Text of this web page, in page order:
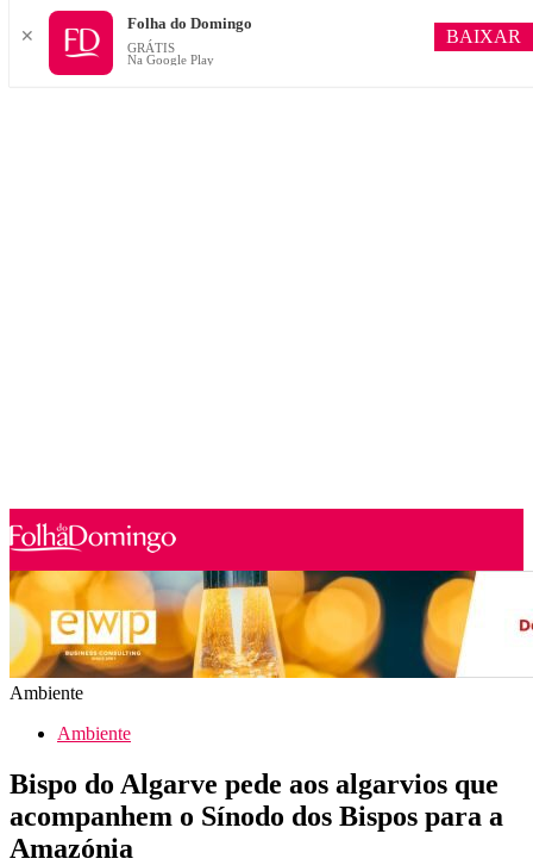
Ambiente
Ambiente
Bispo do Algarve pede aos algarvios que
acompanhem o Sínodo dos Bispos para a
Amazónia
✕
Folha do Domingo
GRÁTIS
Na Google Play
BAIXAR